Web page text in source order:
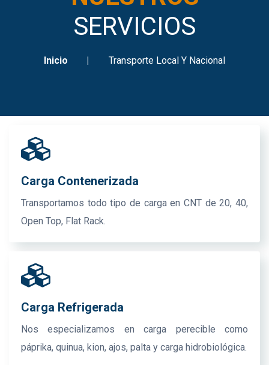
SERVICIOS
Inicio Transporte Local Y Nacional
Carga Contenerizada
Transportamos todo tipo de carga en CNT de 20, 40,
Open Top, Flat Rack.
Carga Refrigerada
Nos especializamos en carga perecible como
páprika, quinua, kion, ajos, palta y carga hidrobiológica.